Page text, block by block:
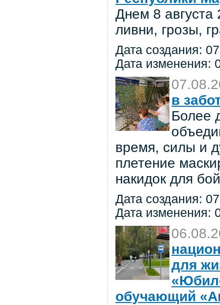
Днем 8
ливни, грозы,
Дата создания:
Дата изменения:
в
Более
время, силы и
плетение
накидок для
Дата создания:
Дата изменения:
для
обучающий